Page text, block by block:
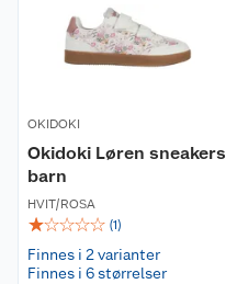
OKIDOKI
Okidoki Løren sneakers
barn
HVIT/ROSA
☆☆☆☆☆ (1)
Finnes i 2 varianter
Finnes i 6 størrelser